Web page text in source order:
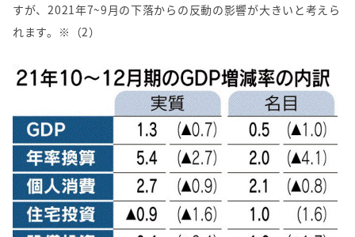
すが、2021年7~9月の下落からの反動の影響が大きいと考えら
れます。※（2）